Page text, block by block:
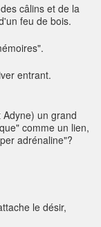
câlins et de la
feu de bois.
entrant.
un grand
comme un lien,
adrénaline"?
le désir,